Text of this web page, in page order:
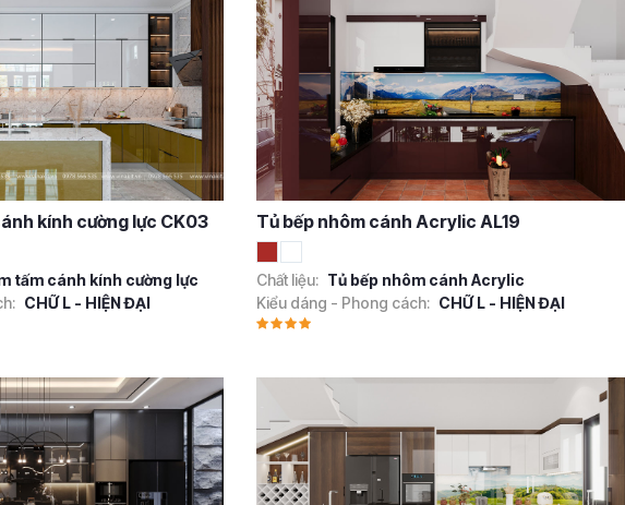
kính cường lực CK03
tấm cánh kính cường lực
CHỮ L - HIỆN ĐẠI
Tủ bếp nhôm cánh Acrylic AL19
Chất liệu: Tủ bếp nhôm cánh Acrylic
Kiểu dáng - Phong cách: CHỮ L - HIỆN ĐẠI